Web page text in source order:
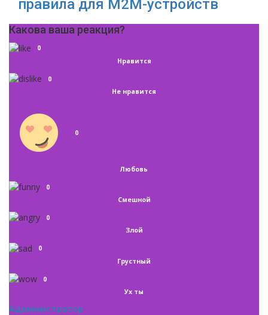
правила для М2М-устройств
Какова ваша реакция?
0
Нравится
0
Не нравится
0
Любовь
0
Смешной
0
Злой
0
Грустный
0
Ух ты
Администратор